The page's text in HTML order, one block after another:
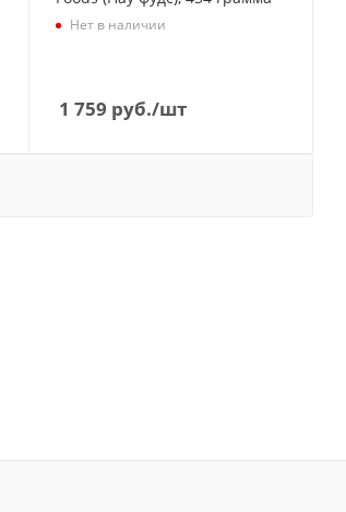
Нет в наличии
1 759 руб./шт